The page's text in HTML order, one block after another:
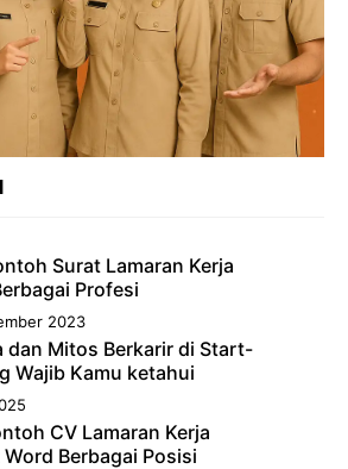
Surat Lamaran Kerja
Profesi
2023
dan Mitos Berkarir di Start-
Wajib Kamu ketahui
CV Lamaran Kerja
Berbagai Posisi